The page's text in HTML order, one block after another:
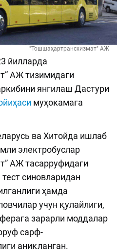
"Тошшаҳартрансхизмат" АЖ
йилларда
АЖ тизимидаги
янгилаш Дастури
муҳокамага
ва Хитойда ишлаб
электробуслар
АЖ тасарруфидаги
синовларидан
ҳамда
учун қулайлиги,
зарарли моддалар
сарф-
аниқланган.